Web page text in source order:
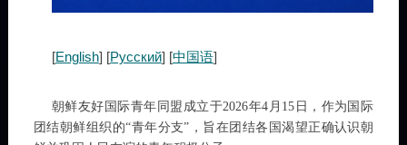
[English] [Русский] [中国语]
朝鲜友好国际青年同盟成立于2026年4月15日，作为国际
团结朝鲜组织的“青年分支”，旨在团结各国渴望正确认识朝